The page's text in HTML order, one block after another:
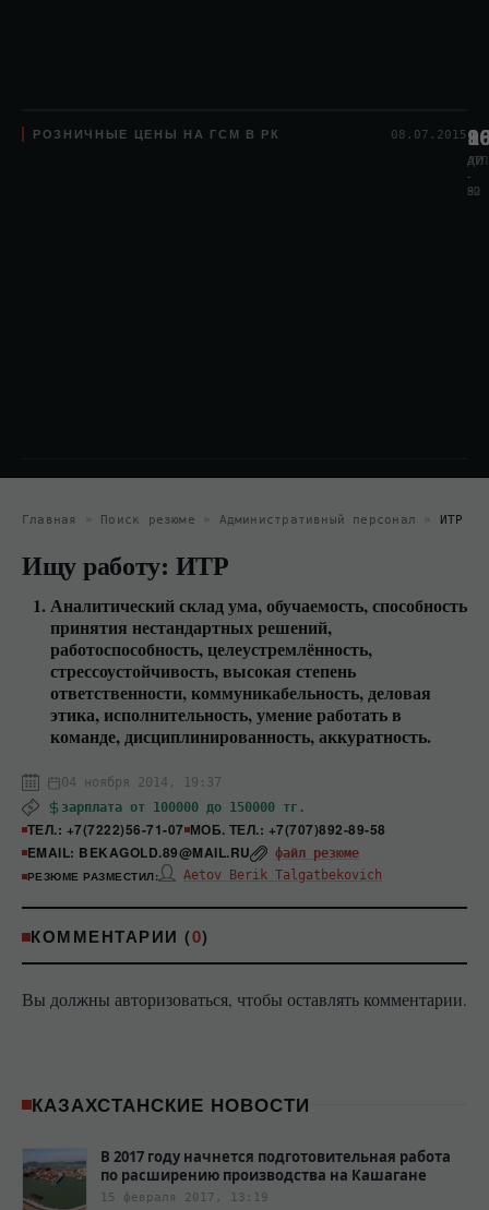
РОЗНИЧНЫЕ ЦЕНЫ НА ГСМ В РК 08.07.2015
АИ
-
80
АИ
-
92
ДТЛ
Главная » Поиск резюме » Административный персонал » ИТР
Ищу работу: ИТР
Аналитический склад ума, обучаемость, способность
принятия нестандартных решений,
работоспособность, целеустремлённость,
стрессоустойчивость, высокая степень
ответственности, коммуникабельность, деловая
этика, исполнительность, умение работать в
команде, дисциплинированность, аккуратность.
04 ноября 2014, 19:37
зарплата от 100000 до 150000 тг.
ТЕЛ.: +7(7222)56-71-07 МОБ. ТЕЛ.: +7(707)892-89-58
EMAIL: BEKAGOLD.89@MAIL.RU
файл резюме
РЕЗЮМЕ РАЗМЕСТИЛ:
Aetov Berik Talgatbekovich
КОММЕНТАРИИ (0)
Вы должны авторизоваться, чтобы оставлять комментарии.
КАЗАХСТАНСКИЕ НОВОСТИ
В 2017 году начнется подготовительная работа
по расширению производства на Кашагане
15 февраля 2017, 13:19